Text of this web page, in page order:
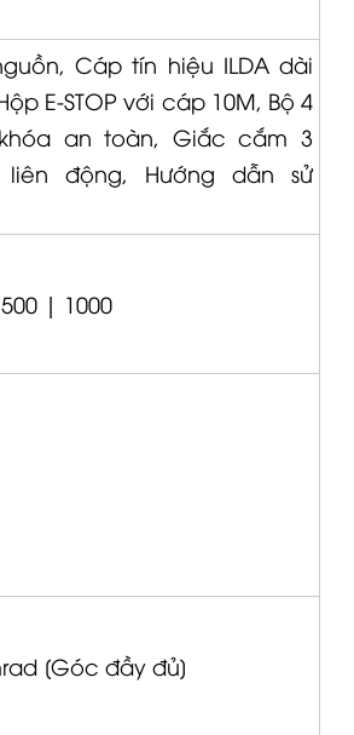
Cáp tín hiệu ILDA dài
E-STOP với cáp 10M, Bộ 4
an toàn, Giắc cắm 3
liên động, Hướng dẫn sử
500 | 1000
[Góc đầy đủ]